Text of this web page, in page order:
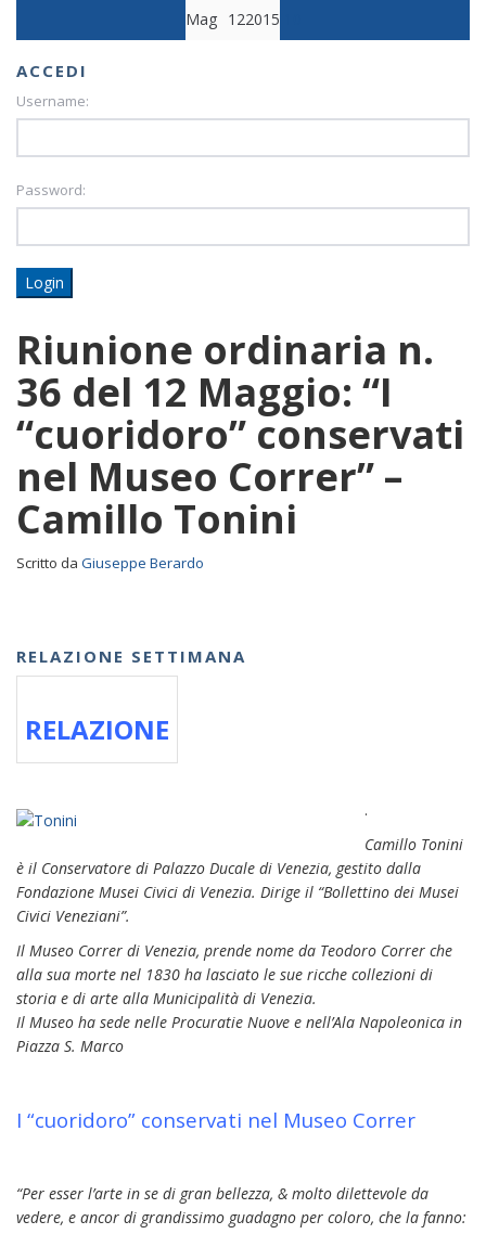
Mag 122015
ACCEDI
Username:
Password:
Login
Riunione ordinaria n.
36 del 12 Maggio: “I
“cuoridoro” conservati
nel Museo Correr” –
Camillo Tonini
Scritto da Giuseppe Berardo
RELAZIONE SETTIMANA
RELAZIONE
.
Camillo Tonini
è il Conservatore di Palazzo Ducale di Venezia, gestito dalla
Fondazione Musei Civici di Venezia. Dirige il “Bollettino dei Musei
Civici Veneziani”.
Il Museo Correr di Venezia, prende nome da Teodoro Correr che
alla sua morte nel 1830 ha lasciato le sue ricche collezioni di
storia e di arte alla Municipalità di Venezia.
Il Museo ha sede nelle Procuratie Nuove e nell’Ala Napoleonica in
Piazza S. Marco
I “cuoridoro” conservati nel Museo Correr
“Per esser l’arte in se di gran bellezza, & molto dilettevole da
vedere, e ancor di grandissimo guadagno per coloro, che la fanno: